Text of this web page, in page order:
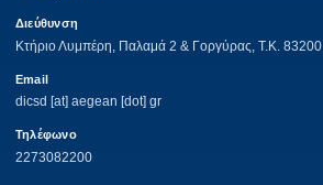
Διεύθυνση
Κτήριο Λυμπέρη, Παλαμά 2 & Γοργύρας, Τ.Κ. 83200
Email
dicsd [at] aegean [dot] gr
Τηλέφωνο
2273082200